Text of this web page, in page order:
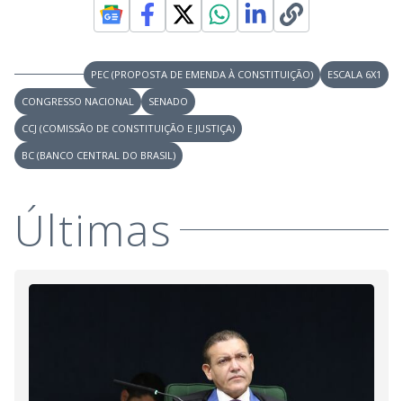
PEC (PROPOSTA DE EMENDA À CONSTITUIÇÃO)
ESCALA 6X1
CONGRESSO NACIONAL
SENADO
CCJ (COMISSÃO DE CONSTITUIÇÃO E JUSTIÇA)
BC (BANCO CENTRAL DO BRASIL)
Últimas